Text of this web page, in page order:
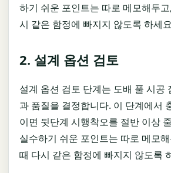
하기 쉬운 포인트는 따로 메모해두
시 같은 함정에 빠지지 않도록 하세
2. 설계 옵션 검토
설계 옵션 검토 단계는 도배 풀 시공
과 품질을 결정합니다. 이 단계에서
이면 뒷단계 시행착오를 절반 이상
실수하기 쉬운 포인트는 따로 메모
때 다시 같은 함정에 빠지지 않도록